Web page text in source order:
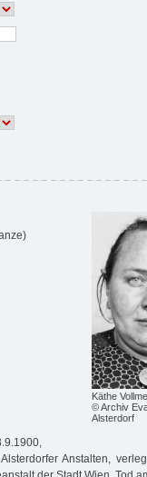
Käthe
© Archiv
Alsterdorf
Anstalten,